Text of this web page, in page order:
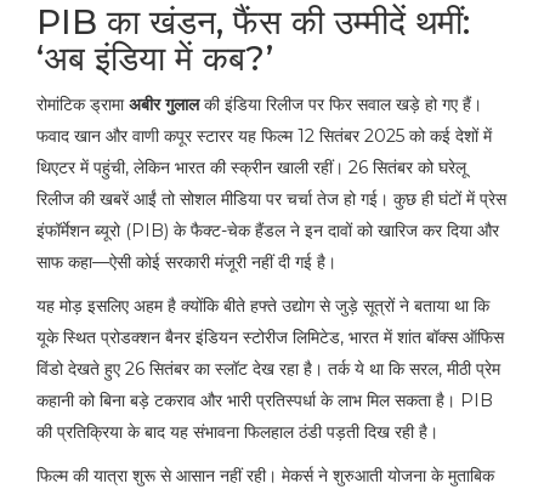
PIB का खंडन, फैंस की उम्मीदें थमीं:
‘अब इंडिया में कब?’
रोमांटिक ड्रामाअबीर गुलालकी इंडिया रिलीज पर फिर सवाल खड़े हो गए हैं।
फवाद खान और वाणी कपूर स्टारर यह फिल्म 12 सितंबर 2025 को कई देशों में
थिएटर में पहुंची, लेकिन भारत की स्क्रीन खाली रहीं। 26 सितंबर को घरेलू
रिलीज की खबरें आईं तो सोशल मीडिया पर चर्चा तेज हो गई। कुछ ही घंटों में प्रेस
इंफॉर्मेशन ब्यूरो (PIB) के फैक्ट-चेक हैंडल ने इन दावों को खारिज कर दिया और
साफ कहा—ऐसी कोई सरकारी मंजूरी नहीं दी गई है।
यह मोड़ इसलिए अहम है क्योंकि बीते हफ्ते उद्योग से जुड़े सूत्रों ने बताया था कि
यूके स्थित प्रोडक्शन बैनर इंडियन स्टोरीज लिमिटेड, भारत में शांत बॉक्स ऑफिस
विंडो देखते हुए 26 सितंबर का स्लॉट देख रहा है। तर्क ये था कि सरल, मीठी प्रेम
कहानी को बिना बड़े टकराव और भारी प्रतिस्पर्धा के लाभ मिल सकता है। PIB
की प्रतिक्रिया के बाद यह संभावना फिलहाल ठंडी पड़ती दिख रही है।
फिल्म की यात्रा शुरू से आसान नहीं रही। मेकर्स ने शुरुआती योजना के मुताबिक